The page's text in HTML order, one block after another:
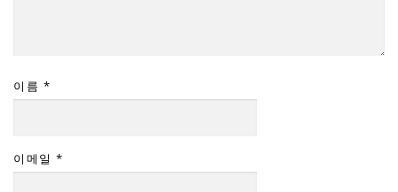
이름 *
이메일 *